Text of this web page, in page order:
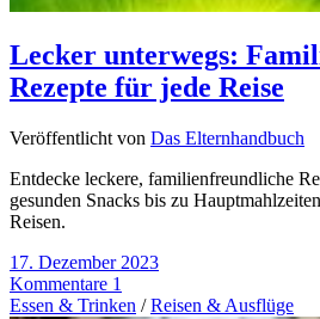
Lecker unterwegs:
Rezepte für jede Reise
Veröffentlicht von Das Elternhandbuch
Entdecke leckere, familienfreundliche
gesunden Snacks bis zu
Reisen.
17. Dezember 2023
Kommentare 1
Essen & Trinken /Reisen & Ausflüge